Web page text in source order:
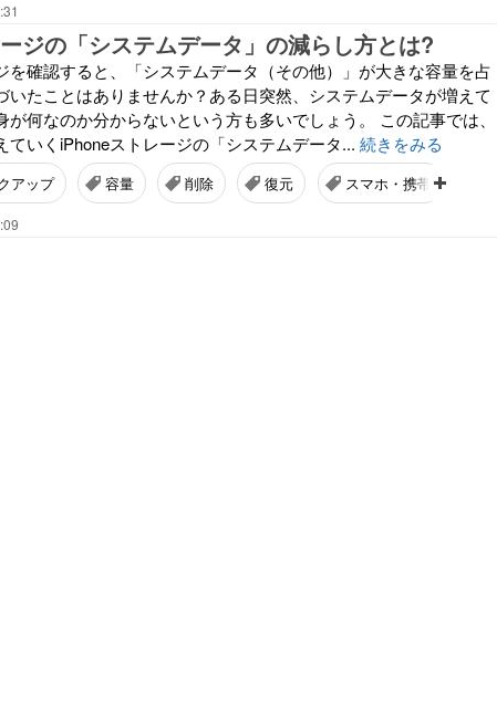
ジの「システムデータ」の減らし方とは?
を確認すると、「システムデータ（その他）」が大きな容量を占
いたことはありませんか？ある日突然、システムデータが増えて
が何なのか分からないという方も多いでしょう。 この記事では、
ていくiPhoneストレージの「システムデータ... 続きをみる
アップ 容量 削除 復元 スマホ・携帯